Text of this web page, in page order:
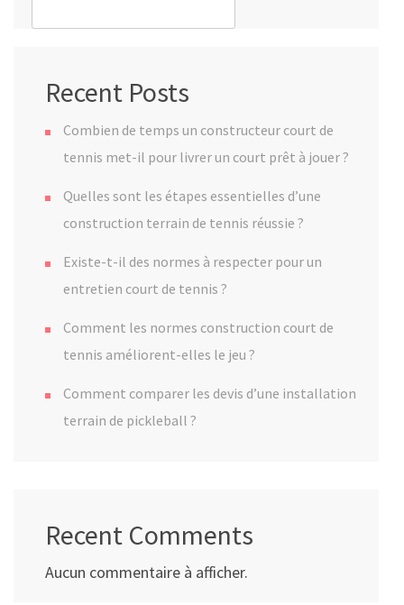
Recent Posts
Combien de temps un constructeur court de
tennis met-il pour livrer un court prêt à jouer ?
Quelles sont les étapes essentielles d’une
construction terrain de tennis réussie ?
Existe-t-il des normes à respecter pour un
entretien court de tennis ?
Comment les normes construction court de
tennis améliorent-elles le jeu ?
Comment comparer les devis d’une installation
terrain de pickleball ?
Recent Comments
Aucun commentaire à afficher.